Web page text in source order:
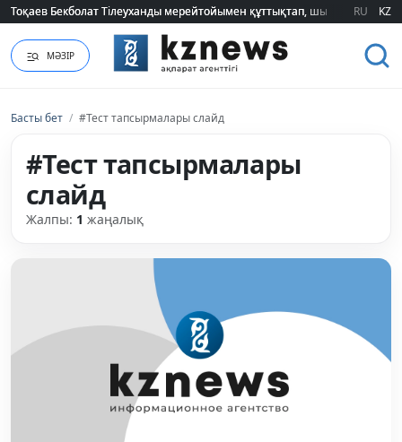
Тоқаев Бекболат Тілеуханды мерейтойымен құттықтап, шығармашылық
Тоқаев Бекболат Тілеуханды мерейтойымен құттықтап, шығармашылық
RU KZ
МӘЗІР
Басты бет / #Тест тапсырмалары слайд
#Тест тапсырмалары
слайд
Жалпы: 1 жаңалық